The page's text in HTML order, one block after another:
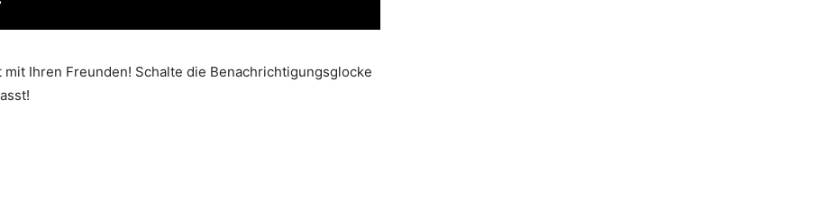
Ihren Freunden! Schalte die Benachrichtigungsglocke